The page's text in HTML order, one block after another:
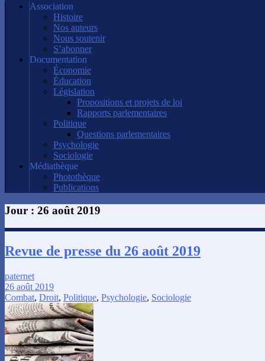
Association
Histoire
Nos auteurs
Nous soutenir
S’abonner
Documentation
Économie
Éducation
Législation
Propositions et projets de loi
Rapports parlementaires
Politique
Questions parlementaires
Psychologie
Sociologie
Médiathèque
Photothèque
Publications
Jour : 26 août 2019
Revue de presse du 26 août 2019
paternet
26 août 2019
Combat, Droit, Politique, Psychologie, Sociologie